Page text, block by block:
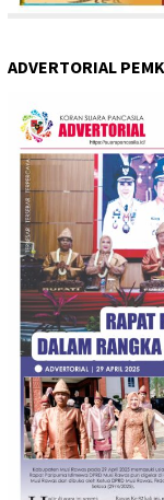
ADVERTORIAL